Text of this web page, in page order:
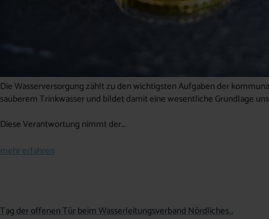
Die Wasserversorgung zählt zu den wichtigsten Aufgaben der
sauberem Trinkwasser und bildet damit eine wesentliche Grundlage
Diese Verantwortung nimmt der…
mehr erfahren
Tag der offenen Tür beim Wasserleitungsverband Nördliches…